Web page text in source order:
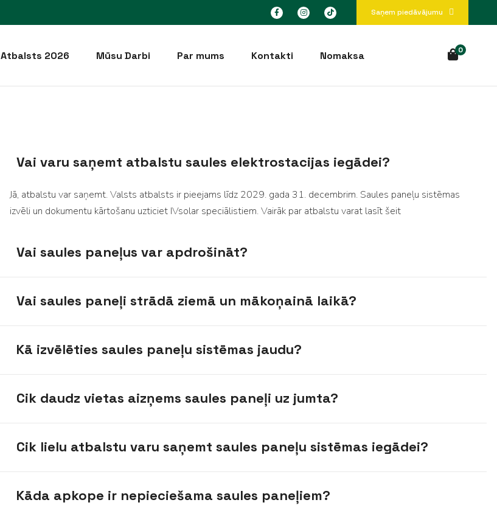
Saņem piedāvājumu
Atbalsts 2026 Mūsu Darbi Par mums Kontakti Nomaksa 0
Vai varu saņemt atbalstu saules elektrostacijas iegādei?
Jā, atbalstu var saņemt. Valsts atbalsts ir pieejams līdz 2029. gada 31. decembrim. Saules paneļu sistēmas
izvēli un dokumentu kārtošanu uzticiet IVsolar speciālistiem. Vairāk par atbalstu varat lasīt šeit
Vai saules paneļus var apdrošināt?
Vai saules paneļi strādā ziemā un mākoņainā laikā?
Kā izvēlēties saules paneļu sistēmas jaudu?
Cik daudz vietas aizņems saules paneļi uz jumta?
Cik lielu atbalstu varu saņemt saules paneļu sistēmas iegādei?
Kāda apkope ir nepieciešama saules paneļiem?